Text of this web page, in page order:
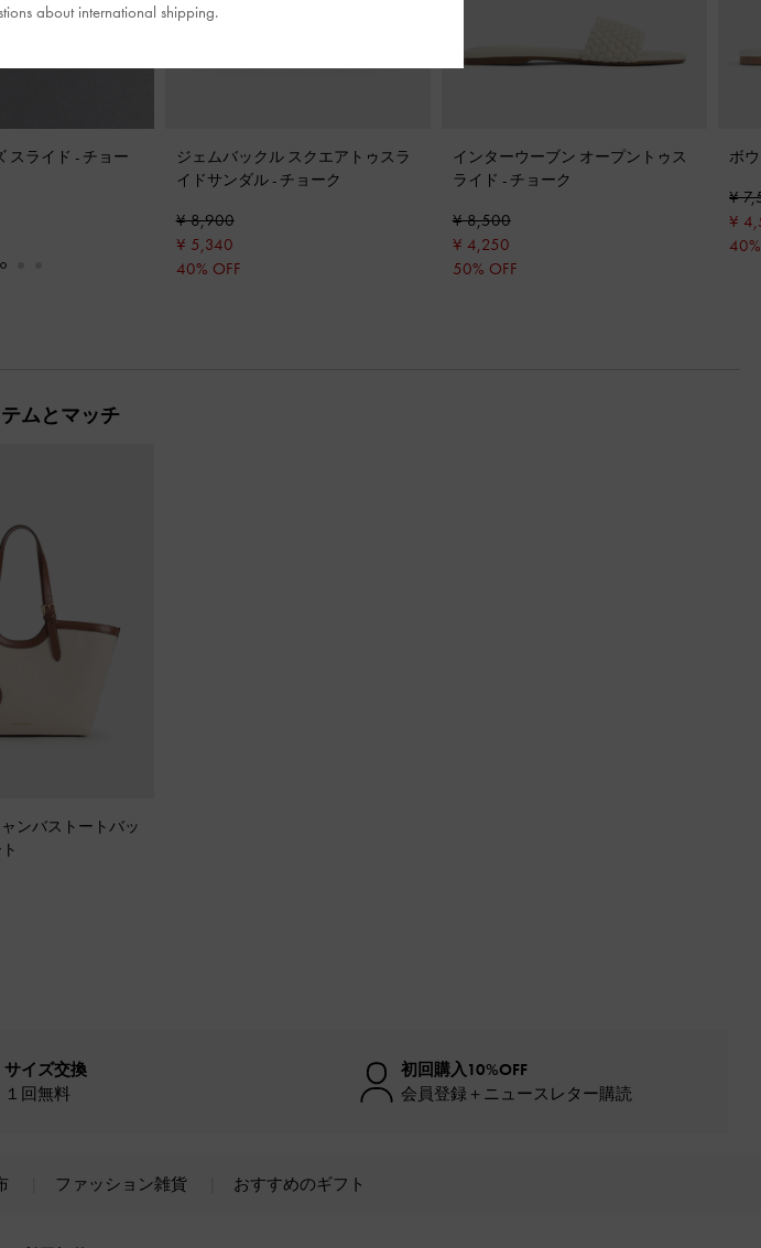
スライド - チョー
ジェムバックル スクエアトゥスラ
イドサンダル - チョーク
¥ 8,900
¥ 5,340
40% OFF
インターウーブン オープントゥス
ライド - チョーク
¥ 8,500
¥ 4,250
50% OFF
ボ
¥
¥
ムとマッチ
ンバストートバッ
サイズ交換
１回無料
初回購入10%OFF
会員登録＋ニュースレター購読
ファッション雑貨 おすすめのギフト
about international shipping.